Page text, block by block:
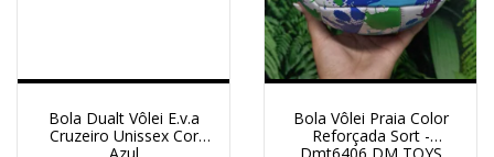
Bola Dualt Vôlei E.v.a
Cruzeiro Unissex Cor
Azul
Bola Vôlei Praia Color
Reforçada Sort -
Dmt6406 DM TOYS